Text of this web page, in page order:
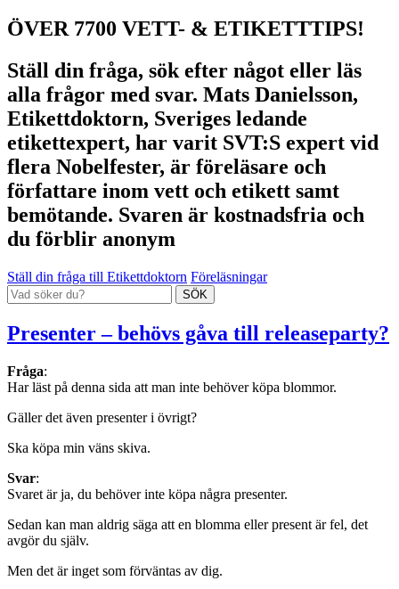
ÖVER 7700 VETT- & ETIKETTTIPS!
Ställ din fråga, sök efter något eller läs
alla frågor med svar. Mats Danielsson,
Etikettdoktorn, Sveriges ledande
etikettexpert, har varit SVT:S expert vid
flera Nobelfester, är föreläsare och
författare inom vett och etikett samt
bemötande. Svaren är kostnadsfria och
du förblir anonym
Ställ din fråga till Etikettdoktorn Föreläsningar
Presenter – behövs gåva till releaseparty?
Fråga:
Har läst på denna sida att man inte behöver köpa blommor.
Gäller det även presenter i övrigt?
Ska köpa min väns skiva.
Svar:
Svaret är ja, du behöver inte köpa några presenter.
Sedan kan man aldrig säga att en blomma eller present är fel, det
avgör du själv.
Men det är inget som förväntas av dig.